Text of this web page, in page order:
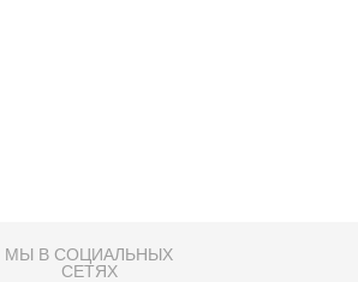
МЫ В СОЦИАЛЬНЫХ
СЕТЯХ